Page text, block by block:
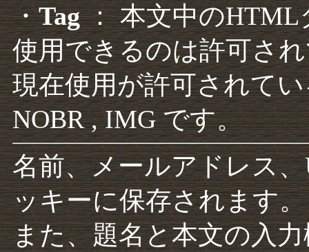
・Tag： 本文中のHTML
使用できるのは許可さ
現在使用が許可されて
NOBR , IMG です。
名前、メールアドレス
ッキーに保存されます。
また、題名と本文の入